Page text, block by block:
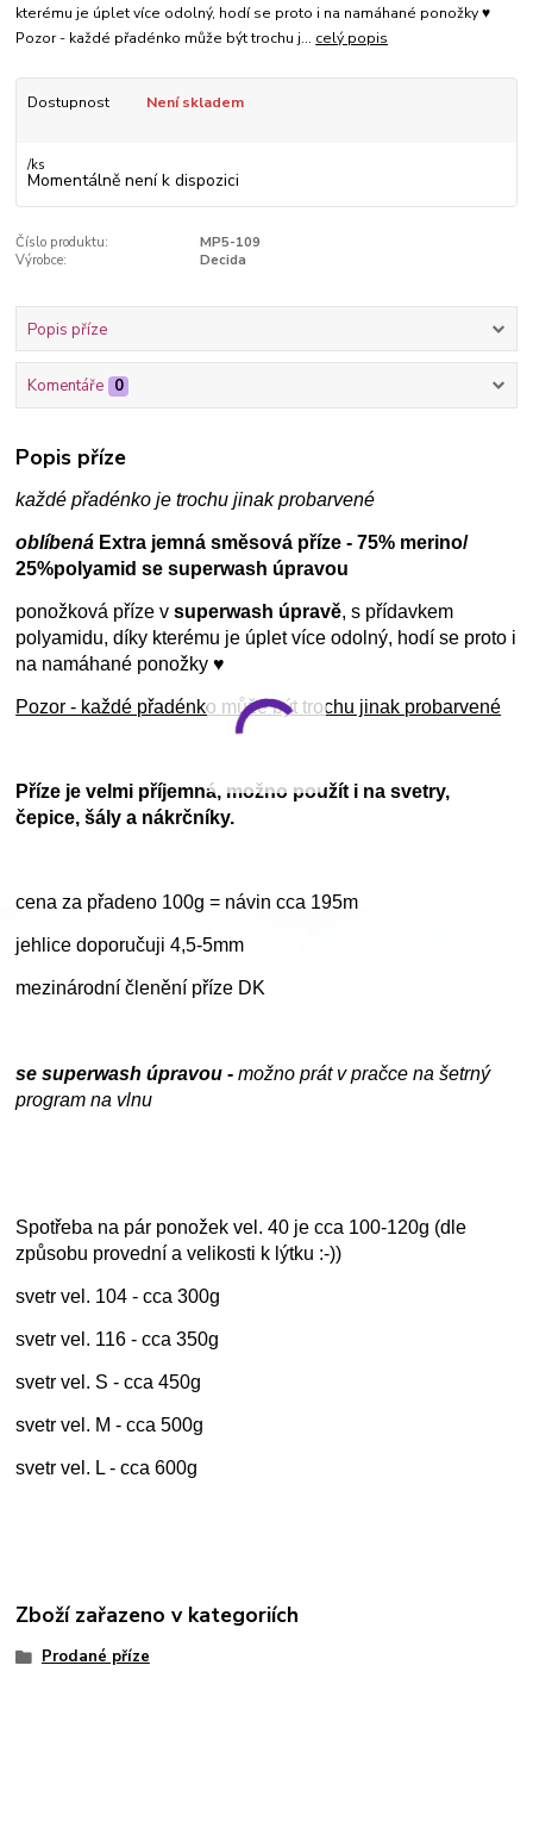
kterému je úplet více odolný, hodí se proto i na namáhané ponožky ♥
Pozor - každé přadénko může být trochu j... celý popis
Dostupnost Není skladem
/ks
Momentálně není k dispozici
Číslo produktu:
MP5-109
Výrobce:
Decida
Popis příze
Komentáře 0
Popis příze
každé přadénko je trochu jinak probarvené
oblíbená Extra jemná směsová příze - 75% merino/
25%polyamid se superwash úpravou
ponožková příze vsuperwash úpravě, s přídavkem
polyamidu, díky kterému je úplet více odolný, hodí se proto i
na namáhané ponožky ♥
Pozor - každé přadénko může být trochu jinak probarvené
Příze je velmi příjemná, možno použít i na svetry,
čepice, šály a nákrčníky.
cena za přadeno 100g = návin cca 195m
jehlice doporučuji 4,5-5mm
mezinárodní členění příze DK
se superwash úpravou - možno prát v pračce na šetrný
program na vlnu
Spotřeba na pár ponožek vel. 40 je cca 100-120g (dle
způsobu provední a velikosti k lýtku :-))
svetr vel. 104 - cca 300g
svetr vel. 116 - cca 350g
svetr vel. S - cca 450g
svetr vel. M - cca 500g
svetr vel. L - cca 600g
Zboží zařazeno v kategoriích
Prodané příze